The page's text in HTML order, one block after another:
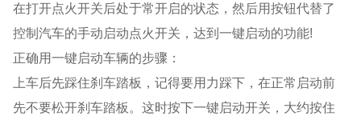
在打开点火开关后处于常开启的状态，然后用按钮代替了
控制汽车的手动启动点火开关，达到一键启动的功能!
正确用一键启动车辆的步骤：
上车后先踩住刹车踏板，记得要用力踩下，在正常启动前
先不要松开刹车踏板。这时按下一键启动开关，大约按住